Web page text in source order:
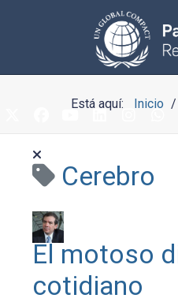
Está aquí: Inicio
Cerebro
El motoso
cotidiano